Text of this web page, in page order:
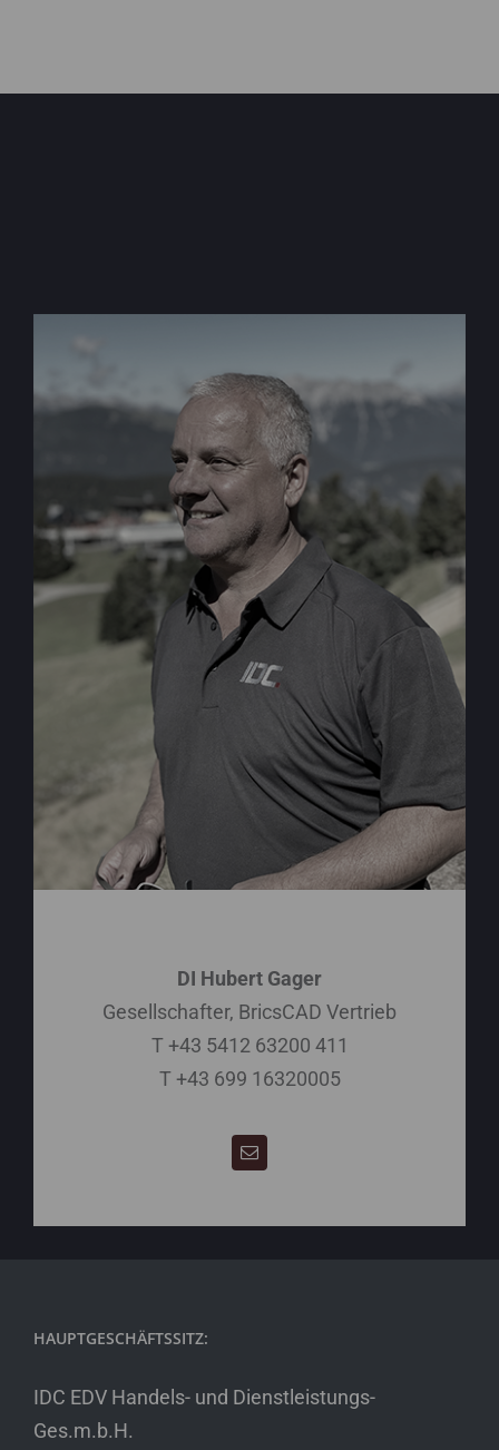
Bestellungen, Fragen zu Angeboten und
Support-Anfragen
richten Sie bitte direkt an:
DI Hubert Gager
DI Hubert Gager
Gesellschafter, BricsCAD Vertrieb
T +43 5412 63200 411
T +43 699 16320005
HAUPTGESCHÄFTSSITZ:
IDC EDV Handels- und Dienstleistungs-
Ges.m.b.H.